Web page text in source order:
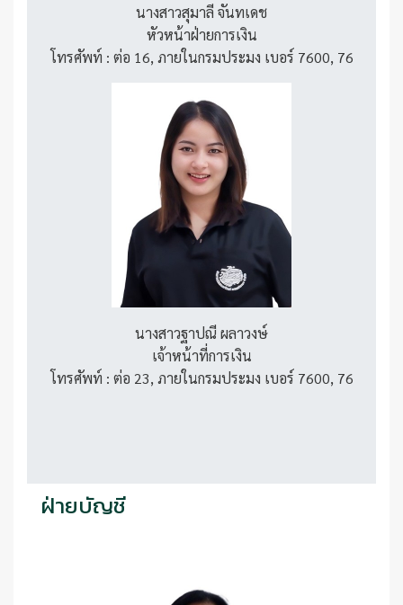
นางสาวสุมาลี จันทเดช
หัวหน้าฝ่ายการเงิน
โทรศัพท์ : ต่อ 16, ภายในกรมประมง เบอร์ 7600, 76
นางสาวฐาปณี ผลาวงษ์
เจ้าหน้าที่การเงิน
โทรศัพท์ : ต่อ 23, ภายในกรมประมง เบอร์ 7600, 76
ฝ่ายบัญชี